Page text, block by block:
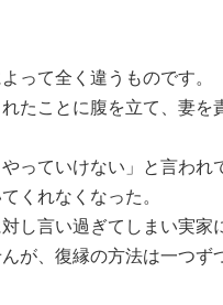
って全く違うものです。
たことに腹を立て、妻を
っていけない」と言われ
くれなくなった。
し言い過ぎてしまい実
が、復縁の方法は一つず